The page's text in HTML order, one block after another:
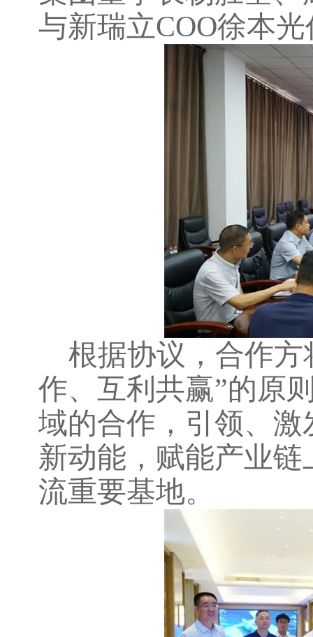
与新瑞立COO徐本
根据协议，合作方
作、互利共赢”的原
域的合作，引领、
新动能，赋能产业
流重要基地。